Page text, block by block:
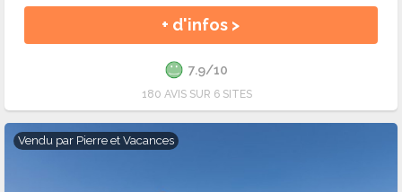
+ d'infos >
7.9/10
180 AVIS SUR 6 SITES
Vendu par Pierre et Vacances